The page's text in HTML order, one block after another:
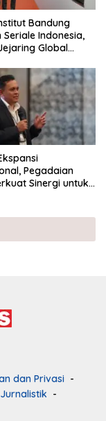
Bandung
Indonesia,
Global
Pegadaian
Sinergi untuk
dan Privasi